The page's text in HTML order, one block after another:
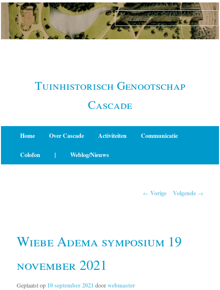
Spring
naar
primaire
Tuinhistorisch Genootschap
Cascade
Home Over Cascade Activiteiten Communicatie
Colofon | Weblog/Nieuws
← Vorige Volgende →
Wiebe Adema symposium 19
november 2021
Geplaatst op 10 september 2021 doorwebmaster